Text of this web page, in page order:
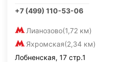
+7 (499) 110-53-06
Лианозово(1,72 км)
Яхромская(2,34 км)
Лобненская, 17 стр.1